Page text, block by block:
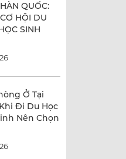
QUỐC:
HỘI DU
SINH
Ở Tại
Đi Du Học
Nên Chọn